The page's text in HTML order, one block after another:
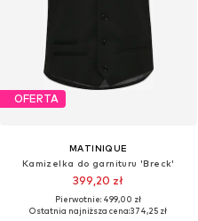
OFERTA
MATINIQUE
Kamizelka do garnituru 'Breck'
399,20 zł
Pierwotnie: 499,00 zł
Ostatnia najniższa cena:374,25 zł